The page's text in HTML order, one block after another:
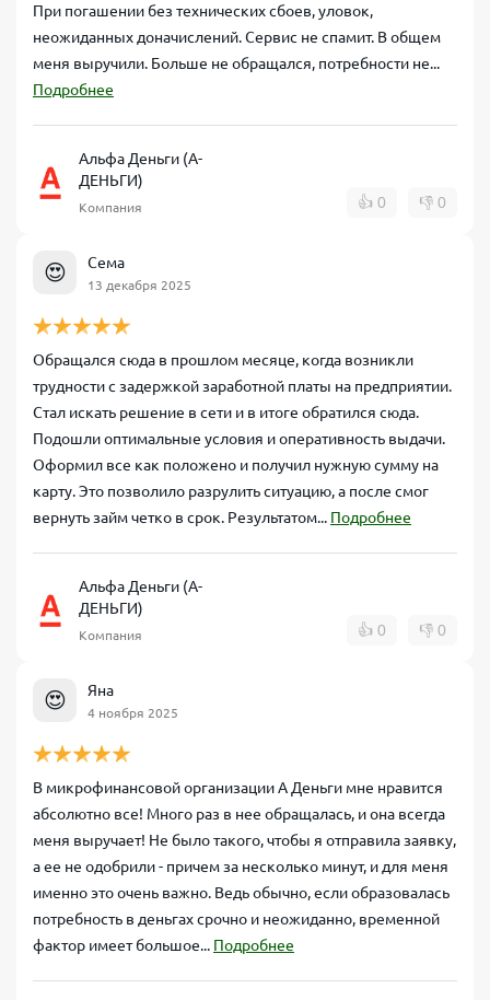
При погашении без технических сбоев, уловок,
неожиданных доначислений. Сервис не спамит. В общем
меня выручили. Больше не обращался, потребности не...
Подробнее
Альфа Деньги (А-
ДЕНЬГИ)
Компания 👍 0 👎 0
😍 Сема
13 декабря 2025
Обращался сюда в прошлом месяце, когда возникли
трудности с задержкой заработной платы на предприятии.
Стал искать решение в сети и в итоге обратился сюда.
Подошли оптимальные условия и оперативность выдачи.
Оформил все как положено и получил нужную сумму на
карту. Это позволило разрулить ситуацию, а после смог
вернуть займ четко в срок. Результатом... Подробнее
Альфа Деньги (А-
ДЕНЬГИ)
Компания 👍 0 👎 0
😍 Яна
4 ноября 2025
В микрофинансовой организации А Деньги мне нравится
абсолютно все! Много раз в нее обращалась, и она всегда
меня выручает! Не было такого, чтобы я отправила заявку,
а ее не одобрили - причем за несколько минут, и для меня
именно это очень важно. Ведь обычно, если образовалась
потребность в деньгах срочно и неожиданно, временной
фактор имеет большое... Подробнее